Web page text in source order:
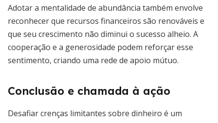
Adotar a mentalidade de abundância também envolve
reconhecer que recursos financeiros são renováveis e
que seu crescimento não diminui o sucesso alheio. A
cooperação e a generosidade podem reforçar esse
sentimento, criando uma rede de apoio mútuo.
Conclusão e chamada à ação
Desafiar crenças limitantes sobre dinheiro é um